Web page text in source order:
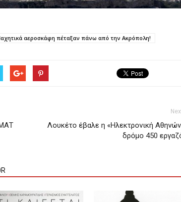
αεροσκάφη πέταξαν πάνω από την Ακρόπολη!
Λουκέτο έβαλε η «Ηλεκτρονική
δρόμο 450